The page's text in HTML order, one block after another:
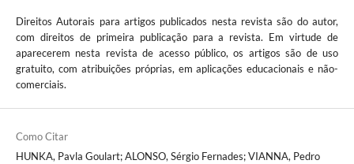
Direitos Autorais para artigos publicados nesta revista são do autor,
com direitos de primeira publicação para a revista. Em virtude de
aparecerem nesta revista de acesso público, os artigos são de uso
gratuito, com atribuições próprias, em aplicações educacionais e não-
comerciais.
Como Citar
HUNKA, Pavla Goulart; ALONSO, Sérgio Fernades; VIANNA, Pedro